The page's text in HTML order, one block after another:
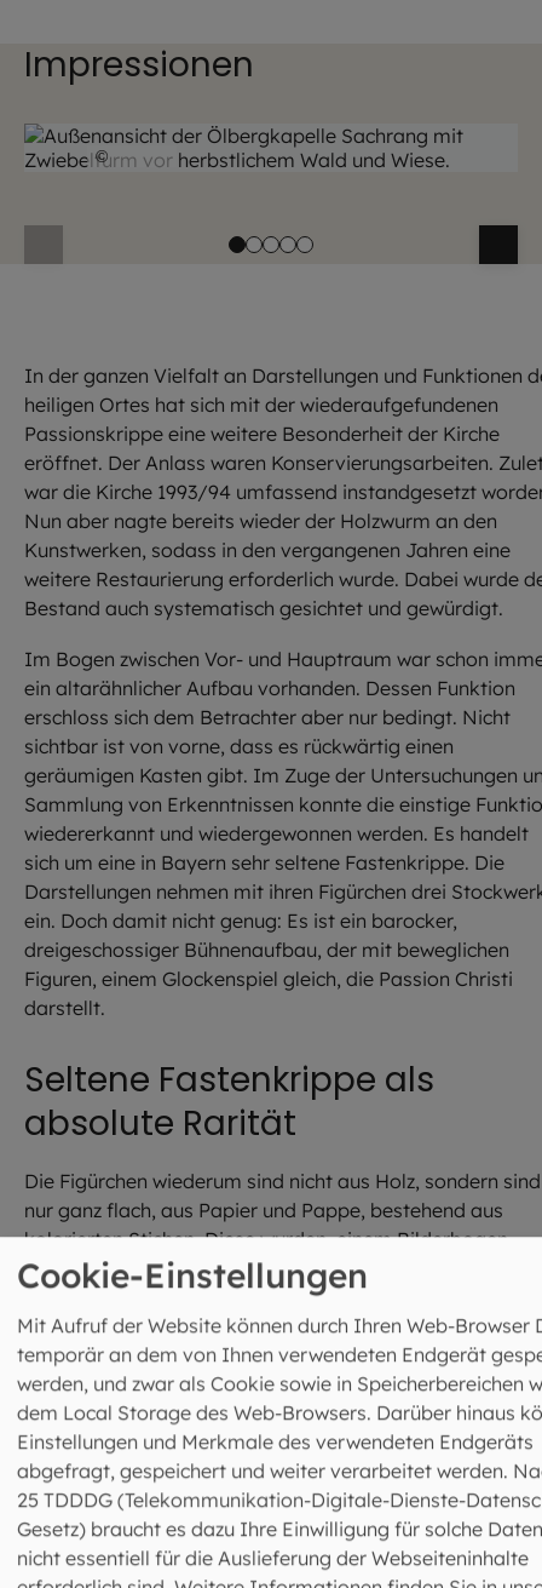
Impressionen
© EOM
In der ganzen Vielfalt an Darstellungen und Funktionen
heiligen Ortes hat sich mit der wiederaufgefundenen
Passionskrippe eine weitere Besonderheit der Kirche
eröffnet. Der Anlass waren Konservierungsarbeiten.
war die Kirche 1993/94 umfassend instandgesetzt
Nun aber nagte bereits wieder der Holzwurm an den
Kunstwerken, sodass in den vergangenen Jahren eine
weitere Restaurierung erforderlich wurde. Dabei wurde
Bestand auch systematisch gesichtet und gewürdigt.
Im Bogen zwischen Vor- und Hauptraum war schon
ein altarähnlicher Aufbau vorhanden. Dessen Funktion
erschloss sich dem Betrachter aber nur bedingt. Nicht
sichtbar ist von vorne, dass es rückwärtig einen
geräumigen Kasten gibt. Im Zuge der Untersuchungen
Sammlung von Erkenntnissen konnte die einstige
wiedererkannt und wiedergewonnen werden. Es handelt
sich um eine in Bayern sehr seltene Fastenkrippe. Die
Darstellungen nehmen mit ihren Figürchen drei
ein. Doch damit nicht genug: Es ist ein barocker,
dreigeschossiger Bühnenaufbau, der mit beweglichen
Figuren, einem Glockenspiel gleich, die Passion Christi
darstellt.
Seltene Fastenkrippe als
absolute Rarität
Die Figürchen wiederum sind nicht aus Holz, sondern sind
nur ganz flach, aus Papier und Pappe, bestehend aus
kolorierten Stichen. Diese wurden, einem Bilderbogen
gleich, ausgeschnitten und auf drei Ebenen auf
Scheiben montiert. Mithilfe eines Mechanismus werden
Scheiben in Bewegung gesetzt und durchlaufen die
bemalten Kulissen des Kastens. Ähnliche Kuriositäten
und gibt es vereinzelt noch in Tirol, aber für Bayern stellt
der illustre Kasten, der laut Inschrift aus dem Jahr 1738
stammt, eine absolute Rarität dar.
Nach mutmaßlich zwei Jahrhunderten Dornröschenschlaf
wurde die bewegliche Passionskrippe im vergangenen
wieder restauriert und das Innenleben rekonstruiert. Seit
dem Patroziniumsfest der Ölbergkapelle im September
Cookie-Einstellungen
Mit Aufruf der Website können durch Ihren Web-Browser
temporär an dem von Ihnen verwendeten Endgerät
werden, und zwar als Cookie sowie in Speicherbereichen
dem Local Storage des Web-Browsers. Darüber hinaus
Einstellungen und Merkmale des verwendeten Endgeräts
abgefragt, gespeichert und weiter verarbeitet werden.
25 TDDDG (Telekommunikation-Digitale-Dienste-
Gesetz) braucht es dazu Ihre Einwilligung für solche
nicht essentiell für die Auslieferung der Webseiteninhalte